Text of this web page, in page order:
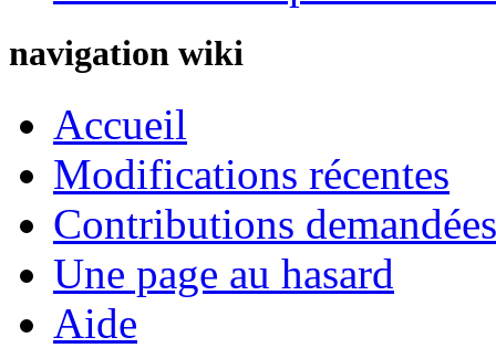
navigation wiki
Accueil
Modifications récentes
Contributions
Une page au hasard
Aide